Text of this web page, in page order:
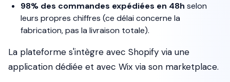
98% des commandes expédiées en 48h selon
leurs propres chiffres (ce délai concerne la
fabrication, pas la livraison totale).
La plateforme s'intègre avec Shopify via une
application dédiée et avec Wix via son marketplace.